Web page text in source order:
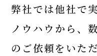
弊社では他社で
ノウハウから、
のご依頼をいた